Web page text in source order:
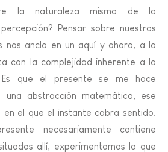
la naturaleza misma de la
Pensar sobre nuestras
nos ancla en un aquí y ahora, a la
con la complejidad inherente a la
que el presente se me hace
una abstracción matemática, ese
el que el instante cobra sentido.
necesariamente contiene
allí, experimentamos lo que